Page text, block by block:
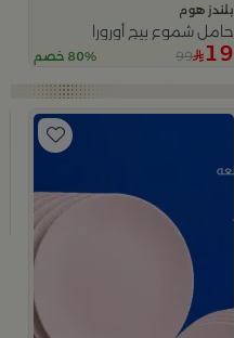
بلندز هوم
حامل شموع بيج أورورا
19
99 80% خصم